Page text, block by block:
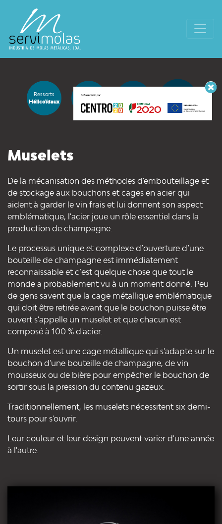
Ressorts
Hélicoïdaux
Ressorts de
Muselets
De la mécanisation des méthodes d'embouteillage et
de stockage aux bouchons et cages en acier qui
aident à garder le vin frais et lui donnent son aspect
emblématique, l'acier joue un rôle essentiel dans la
production de champagne.
Le processus unique et complexe d’ouverture d’une
bouteille de champagne est immédiatement
reconnaissable et c’est quelque chose que tout le
monde a probablement vu à un moment donné. Peu
de gens savent que la cage métallique emblématique
qui doit être retirée avant que le bouchon puisse être
ouvert s'appelle un muselet et que chacun est
composé à 100 % d'acier.
Un muselet est une cage métallique qui s'adapte sur le
bouchon d'une bouteille de champagne, de vin
mousseux ou de bière pour empêcher le bouchon de
sortir sous la pression du contenu gazeux.
Traditionnellement, les muselets nécessitent six demi-
tours pour s'ouvrir.
Leur couleur et leur design peuvent varier d'une année
à l'autre.